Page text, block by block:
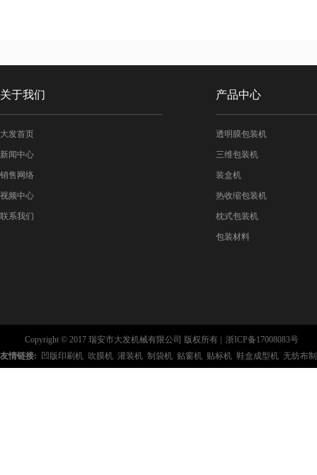
关于我们
大发首页
新闻中心
销售网络
视频中心
联系我们
产品中心
透明膜包装机
三维包装机
装盒机
热收缩包装机
枕式包装机
包装材料
Copyright © 2017 瑞安市大发机械有限公司 版权所有 |
浙ICP备17008083号
友情链接:
凹版印刷机 吹膜机 灌装机 制袋机 贴窗机 贴标机 鞋盒成型机 无纺布